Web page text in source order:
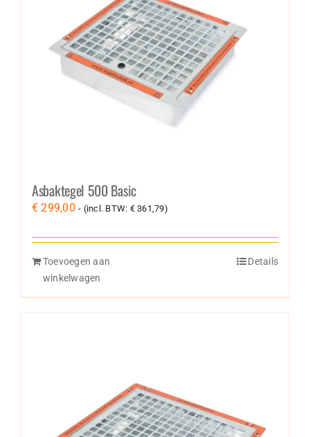
Asbaktegel 500 Basic
€ 299,00 - (incl. BTW: €361,79)
Toevoegen aan
winkelwagen
Details